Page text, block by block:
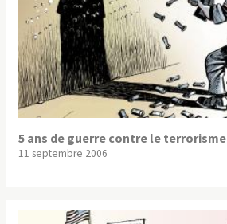
5 ans de guerre contre le terrorisme
11 septembre 2006